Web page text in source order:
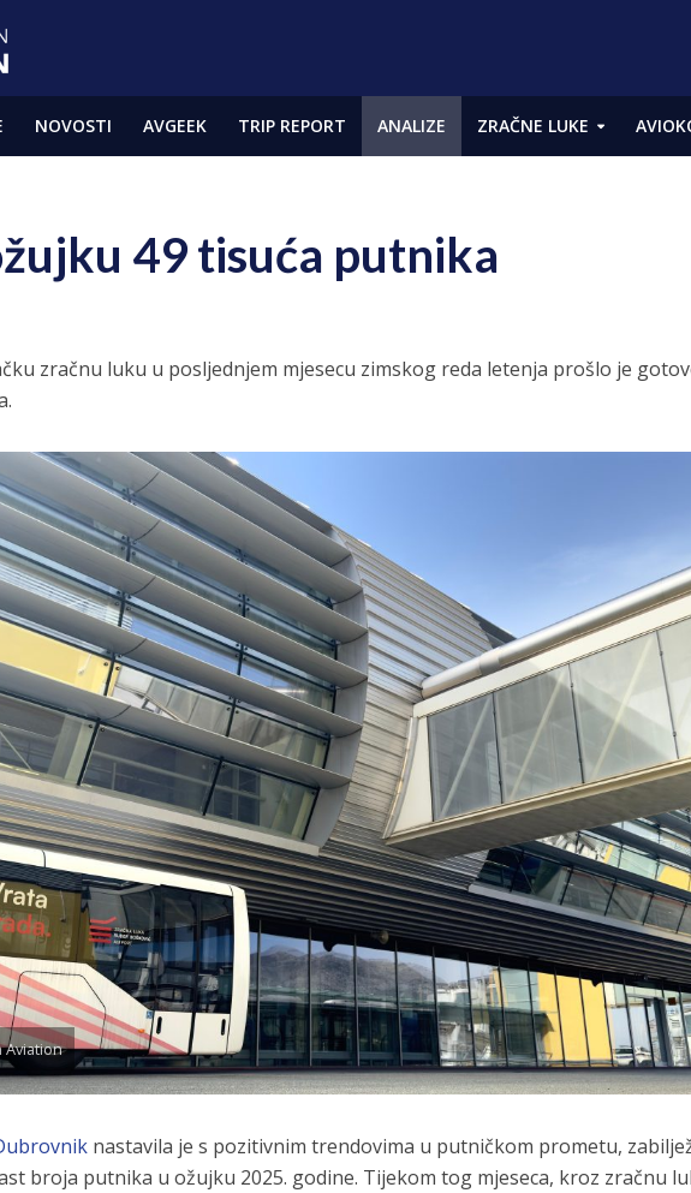
NOVOSTI AVGEEK TRIP REPORT ANALIZE ZRAČNE LUKE
49 tisuća putnika
zračnu luku u posljednjem mjesecu zimskog reda letenja prošlo je
Aviation
nastavila je s pozitivnim trendovima u putničkom prometu,
broja putnika u ožujku 2025. godine. Tijekom tog mjeseca, kroz zračnu